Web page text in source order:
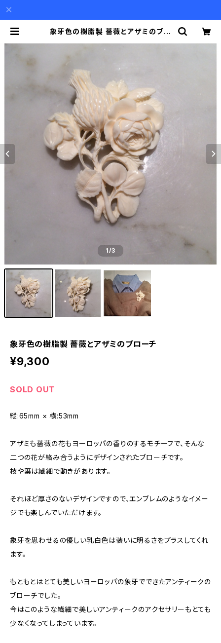
象牙色の樹脂製 薔薇とアザミのブロ
1/3
象牙色の樹脂製 薔薇とアザミのブローチ
¥9,300
SOLD OUT
縦:65mm × 横:53mm
アザミも薔薇の花もヨーロッパの香りのするモチーフで、そんな
二つの花が絡み合うようにデザインされたブローチです。
枝や葉は繊細で動きがあります。
それほど厚さのないデザインですので、エンブレムのようなイメー
ジでも楽しんでいただけます。
象牙を思わせるの優しい乳白色は装いに明るさをプラスしてくれ
ます。
もともとはとても美しいヨーロッパの象牙でできたアンティークの
ブローチでした。
今はこのような繊細で美しいアンティークのアクセサリーもとても
少なくなってしまっています。